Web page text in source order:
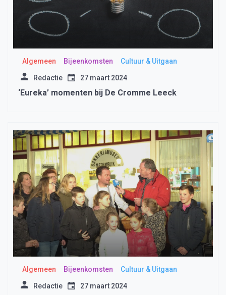
Algemeen Bijeenkomsten Cultuur & Uitgaan
Redactie 27 maart 2024
‘Eureka’ momenten bij De Cromme Leeck
Algemeen Bijeenkomsten Cultuur & Uitgaan
Redactie 27 maart 2024